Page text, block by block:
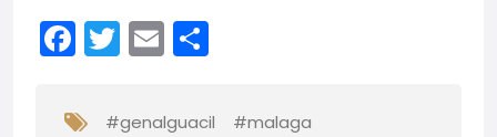
Facebook
Twitter
Email
#genalguacil #malaga